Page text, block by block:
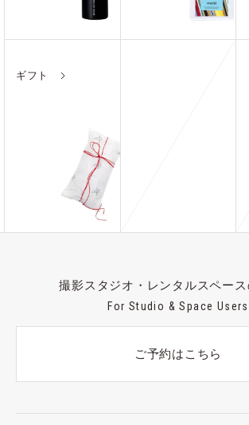
ギフト
撮影スタジオ・レンタルスペー
For Studio & Space Users
ご予約はこちら